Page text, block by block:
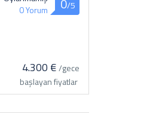
0 Yorum
/5
4.300 €/gece
başlayan fiyatlar